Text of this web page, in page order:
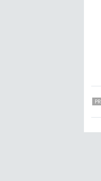
PR
PR
PR